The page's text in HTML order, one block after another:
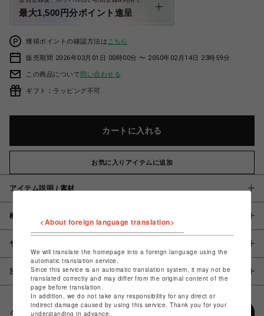
最大1,500円分ポイント進呈
獲得ポイントの確認方法は こちら
販売期間 2026年03月01日 00時00分 〜 2050年02月14日 23時59分
この商品について問い合わせる
ギフト：ラッピング不可
カートに入れる
お気に入りアイテムに追加
アイテム説明 / 素材
概要
サイズ
注意事項
シェアする
<About foreign language translation>
We will translate the homepage into a foreign language using the
automatic translation service.
Since this service is an automatic translation system, it may not be
translated correctly and may differ from the original content of the
page before translation.
In addition, we do not take any responsibility for any direct or
indirect damage caused by using this service. Thank you for your
understanding in advance.